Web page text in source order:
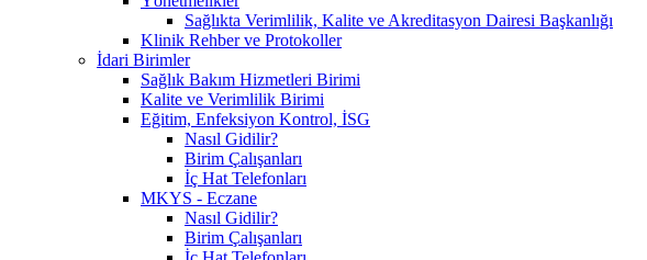
Sağlıkta Verimlilik, Kalite ve Akreditasyon Dairesi Başkanlığı
Klinik Rehber ve Protokoller
İdari Birimler
Sağlık Bakım Hizmetleri Birimi
Kalite ve Verimlilik Birimi
Eğitim, Enfeksiyon Kontrol, İSG
Nasıl Gidilir?
Birim Çalışanları
İç Hat Telefonları
MKYS - Eczane
Nasıl Gidilir?
Birim Çalışanları